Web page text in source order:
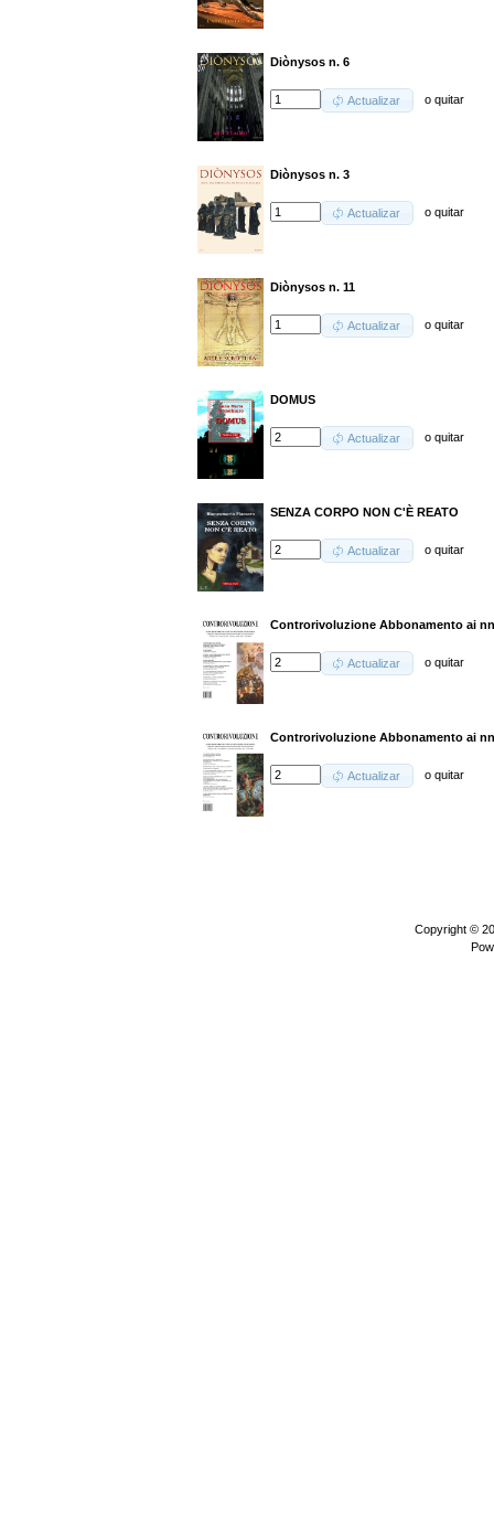
Diònysos n. 6
Actualizar oquitar
Diònysos n. 3
Actualizar oquitar
Diònysos n. 11
Actualizar oquitar
DOMUS
Actualizar oquitar
SENZA CORPO NON C'È REATO
Actualizar oquitar
Controrivoluzione Abbonamento ai
Actualizar oquitar
Controrivoluzione Abbonamento ai
Actualizar oquitar
Copyright ©